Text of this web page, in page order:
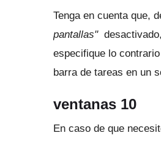
Tenga en cuenta que,
pantallas"desactivado,
especifique lo
barra de tareas en un
ventanas 10
En caso de que